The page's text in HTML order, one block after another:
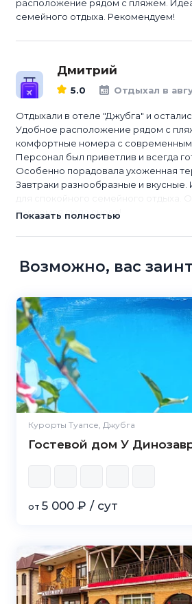
расположение рядом с пляжем.
семейного отдыха. Рекомендуем!
Дмитрий
5.0 Отдыхал в
Отдыхали в отеле "Джубга" и
Удобное расположение рядом с
комфортные номера с
Персонал был приветлив и всегда
Особенно порадовала ухоженная
Завтраки разнообразные и
для спокойного семейного отдыха.
вернемся сюда снова!
Показать полностью
Возможно, вас
Курорты Туапсе, Джубга
Гостевой дом У
от 5 000 ₽ / сут